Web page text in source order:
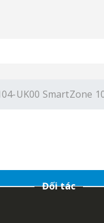
UK00 SmartZone
Đối tác